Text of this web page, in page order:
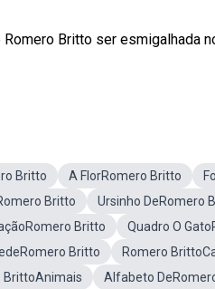
Britto ser esmigalhada
Britto A FlorRomero Britto
Britto Ursinho DeRomero
Britto Quadro O
Britto Romero
BrittoAnimais Alfabeto